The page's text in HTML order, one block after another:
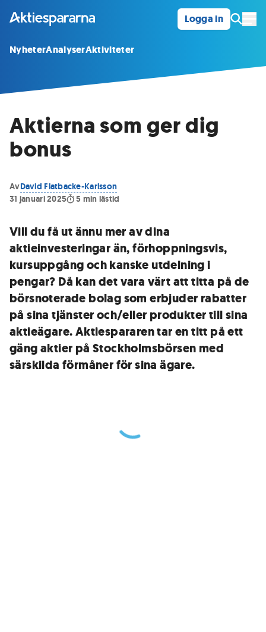
Logga in
NyheterAnalyserAktiviteter
Aktierna som ger dig
bonus
AvDavid Flatbacke-Karlsson
31 januari 2025
5 min lästid
Vill du få ut ännu mer av dina
aktieinvesteringar än, förhoppningsvis,
kursuppgång och kanske utdelning i
pengar? Då kan det vara värt att titta på de
börsnoterade bolag som erbjuder rabatter
på sina tjänster och/eller produkter till sina
aktieägare. Aktiespararen tar en titt på ett
gäng aktier på Stockholmsbörsen med
särskilda förmåner för sina ägare.